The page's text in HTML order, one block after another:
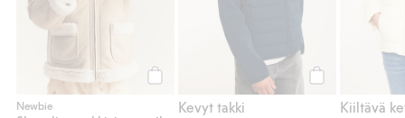
Newbie
Kevyt takki
Kiiltävä